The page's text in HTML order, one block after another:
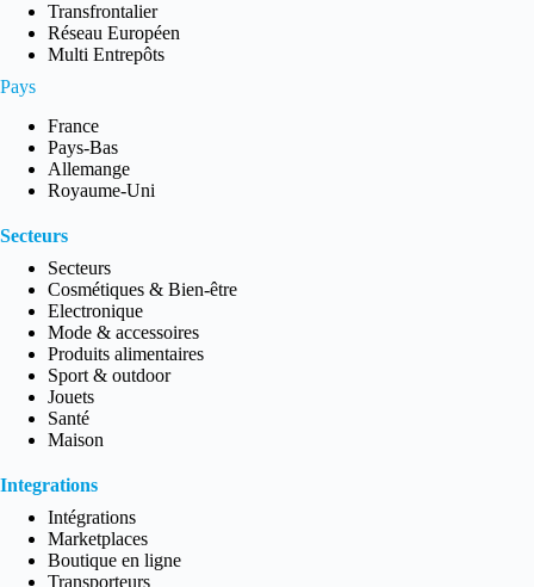
Transfrontalier
Réseau Européen
Multi Entrepôts
Pays
France
Pays-Bas
Allemange
Royaume-Uni
Secteurs
Secteurs
Cosmétiques & Bien-être
Electronique
Mode & accessoires
Produits alimentaires
Sport & outdoor
Jouets
Santé
Maison
Integrations
Intégrations
Marketplaces
Boutique en ligne
Transporteurs